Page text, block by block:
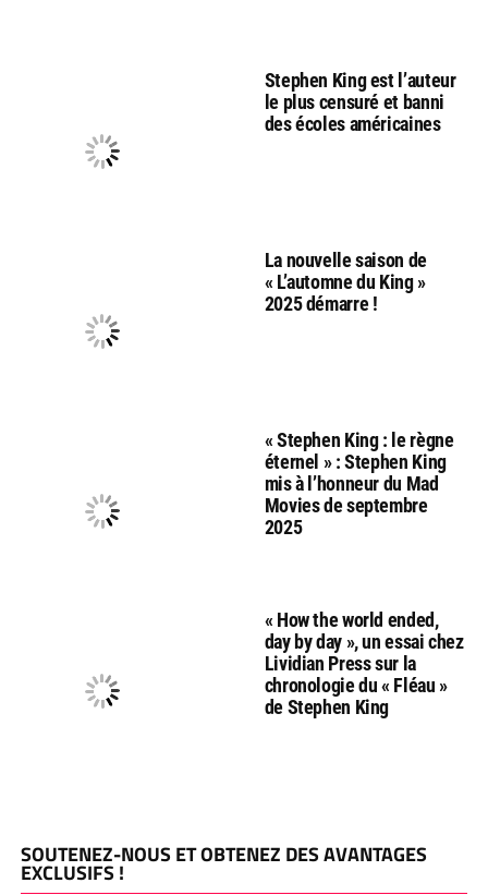
Stephen King est l’auteur
le plus censuré et banni
des écoles américaines
La nouvelle saison de
« L’automne du King »
2025 démarre !
« Stephen King : le règne
éternel » : Stephen King
mis à l’honneur du Mad
Movies de septembre
2025
« How the world ended,
day by day », un essai chez
Lividian Press sur la
chronologie du « Fléau »
de Stephen King
SOUTENEZ-NOUS ET OBTENEZ DES AVANTAGES
EXCLUSIFS !